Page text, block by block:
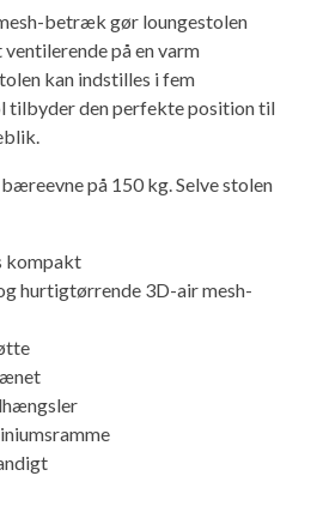
til specialvogne
af foto og video
Kundeklub
betræk gør loungestolen
på en varm
kan indstilles i fem
tilbyder den perfekte position til
på 150 kg. Selve stolen
kompakt
hurtigtørrende 3D-air mesh-